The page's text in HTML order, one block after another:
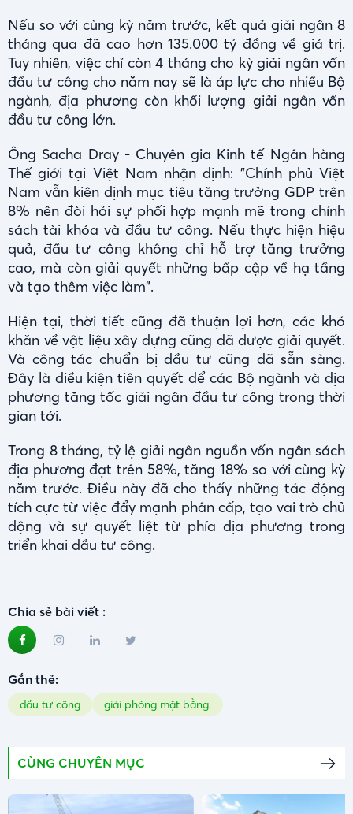
Nếu so với cùng kỳ năm trước, kết quả giải ngân 8
tháng qua đã cao hơn 135.000 tỷ đồng về giá trị.
Tuy nhiên, việc chỉ còn 4 tháng cho kỳ giải ngân vốn
đầu tư công cho năm nay sẽ là áp lực cho nhiều Bộ
ngành, địa phương còn khối lượng giải ngân vốn
đầu tư công lớn.
Ông Sacha Dray - Chuyên gia Kinh tế Ngân hàng
Thế giới tại Việt Nam nhận định: "Chính phủ Việt
Nam vẫn kiên định mục tiêu tăng trưởng GDP trên
8% nên đòi hỏi sự phối hợp mạnh mẽ trong chính
sách tài khóa và đầu tư công. Nếu thực hiện hiệu
quả, đầu tư công không chỉ hỗ trợ tăng trưởng
cao, mà còn giải quyết những bấp cập về hạ tầng
và tạo thêm việc làm".
Hiện tại, thời tiết cũng đã thuận lợi hơn, các khó
khăn về vật liệu xây dựng cũng đã được giải quyết.
Và công tác chuẩn bị đầu tư cũng đã sẵn sàng.
Đây là điều kiện tiên quyết để các Bộ ngành và địa
phương tăng tốc giải ngân đầu tư công trong thời
gian tới.
Trong 8 tháng, tỷ lệ giải ngân nguồn vốn ngân sách
địa phương đạt trên 58%, tăng 18% so với cùng kỳ
năm trước. Điều này đã cho thấy những tác động
tích cực từ việc đẩy mạnh phân cấp, tạo vai trò chủ
động và sự quyết liệt từ phía địa phương trong
triển khai đầu tư công.
Chia sẻ bài viết :
Gắn thẻ:
đầu tư công giải phóng mặt bằng.
CÙNG CHUYÊN MỤC